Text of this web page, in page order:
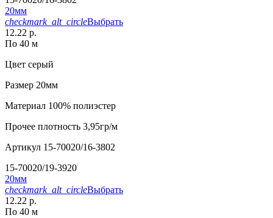
20мм
checkmark_alt_circleВыбрать
12.22 р.
По 40 м
Цвет серый
Размер 20мм
Материал 100% полиэстер
Прочее плотность 3,95гр/м
Артикул 15-70020/16-3802
15-70020/19-3920
20мм
checkmark_alt_circleВыбрать
12.22 р.
По 40 м